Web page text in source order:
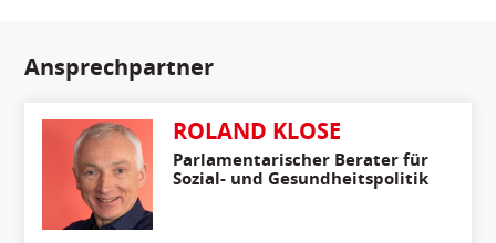
Ansprechpartner
ROLAND KLOSE
Parlamentarischer Berater für
Sozial- und Gesundheitspolitik